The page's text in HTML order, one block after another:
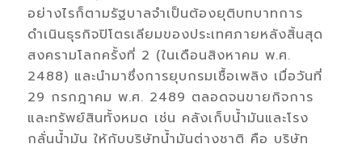
อย่างไรก็ตามรัฐบาลจำเป็นต้องยุติบทบาทการ
ดำเนินธุรกิจปิโตรเลียมของประเทศภายหลังสิ้นสุด
สงครามโลกครั้งที่ 2 (ในเดือนสิงหาคม พ.ศ.
2488) และนำมาซึ่งการยุบกรมเชื้อเพลิง เมื่อวันที่
29 กรกฎาคม พ.ศ. 2489 ตลอดจนขายกิจการ
และทรัพย์สินทั้งหมด เช่น คลังเก็บน้ำมันและโรง
กลั่นน้ำมัน ให้กับบริษัทน้ำมันต่างชาติ คือ บริษัท